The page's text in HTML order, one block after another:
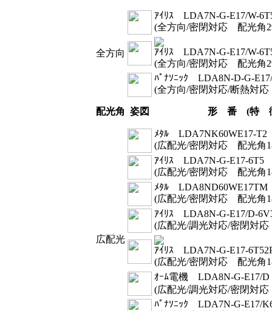
全方向
ｱｲﾘｽ LDA7N-G-E17/W-
(全方向/密閉対応 配光角
ｱｲﾘｽ LDA7N-G-E17/W-
(全方向/密閉対応 配光角
ﾊﾟﾅｿﾆｯｸ LDA8N-D-G-
(全方向/密閉対応/断熱対
配光角 姿図 形 番 (特
広配光
ﾒﾀﾙ LDA7NK60WE17-T2
(広配光/密閉対応 配光角
ｱｲﾘｽ LDA7N-G-E17-6T5
(広配光/密閉対応 配光角
ﾒﾀﾙ LDA8ND60WE17TM
(広配光/密閉対応 配光角
ｱｲﾘｽ LDA8N-G-E17/D-
(広配光/調光対応/密閉対
ｱｲﾘｽ LDA7N-G-E17-
(広配光/密閉対応 配光角
ｵｰﾑ電機 LDA8N-G-E17/D
(広配光/調光対応/密閉対
ﾊﾟﾅｿﾆｯｸ LDA7N-G-E17/